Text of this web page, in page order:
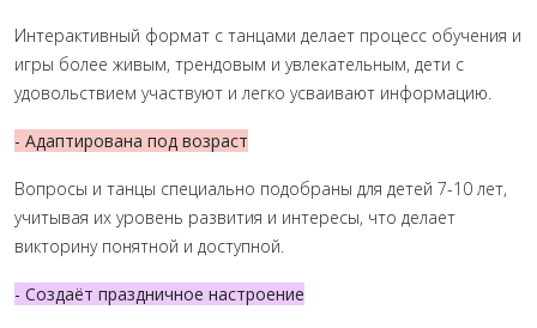
Интерактивный формат с танцами делает процесс обучения и
игры более живым, трендовым и увлекательным, дети с
удовольствием участвуют и легко усваивают информацию.
- Адаптирована под возраст
Вопросы и танцы специально подобраны для детей 7-10 лет,
учитывая их уровень развития и интересы, что делает
викторину понятной и доступной.
- Создаёт праздничное настроение